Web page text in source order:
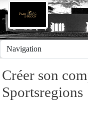
Créer son
Sportsregions
Panneau de gestion des